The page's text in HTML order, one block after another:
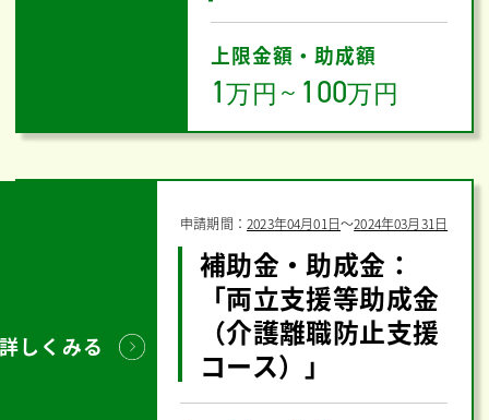
上限金額・助成額
1万円 ～ 100万円
詳しくみる
申請期間：2023年04月01日〜2024年03月31日
補助金・助成金：
「両立支援等助成金
（介護離職防止支援
コース）」